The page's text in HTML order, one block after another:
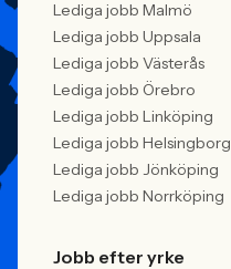
Lediga jobb Malmö
Lediga jobb Uppsala
Lediga jobb Västerås
Lediga jobb Örebro
Lediga jobb Linköping
Lediga jobb Helsingborg
Lediga jobb Jönköping
Lediga jobb Norrköping
Jobb efter yrke